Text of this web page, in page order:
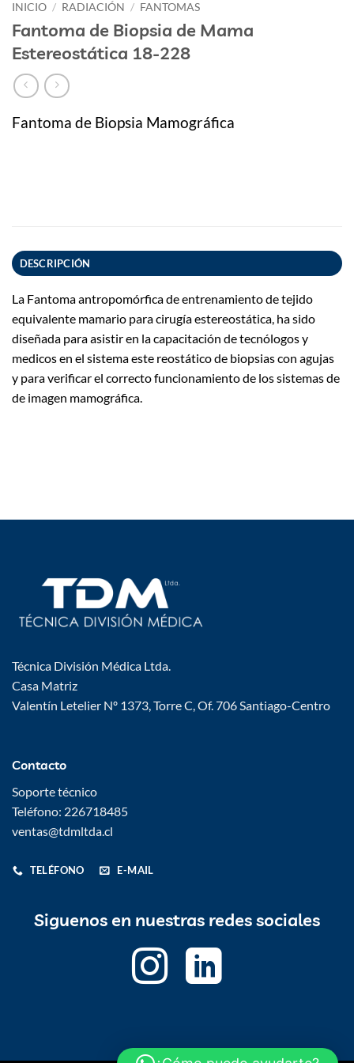
INICIO / RADIACIÓN / FANTOMAS
Fantoma de Biopsia de Mama
Estereostática 18-228
Fantoma de Biopsia Mamográfica
DESCRIPCIÓN
La Fantoma antropomórfica de entrenamiento de tejido
equivalente mamario para cirugía estereostática, ha sido
diseñada para asistir en la capacitación de tecnólogos y
medicos en el sistema este reostático de biopsias con agujas
y para verificar el correcto funcionamiento de los sistemas de
de imagen mamográfica.
Técnica División Médica Ltda.
Casa Matriz
Valentín Letelier Nº 1373, Torre C, Of. 706 Santiago-Centro
Contacto
Soporte técnico
Teléfono: 226718485
ventas@tdmltda.cl
TELÉFONO E-MAIL
Siguenos en nuestras redes sociales